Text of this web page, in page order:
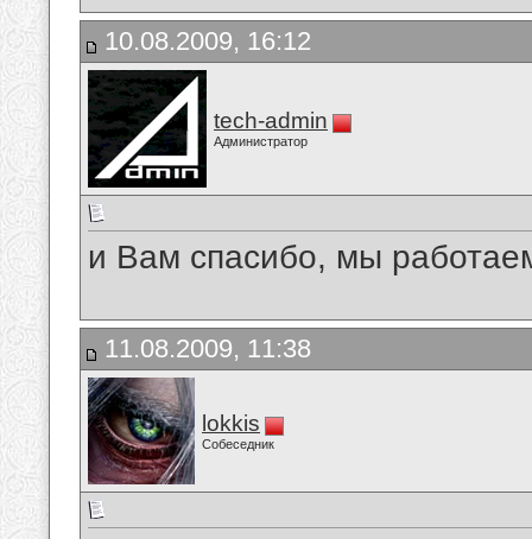
10.08.2009, 16:12
tech-admin
Администратор
и Вам спасибо, мы
11.08.2009, 11:38
lokkis
Собеседник